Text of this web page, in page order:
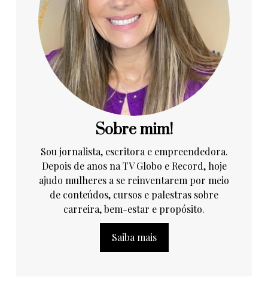
Sobre mim!
Sou jornalista, escritora e empreendedora.
Depois de anos na TV Globo e Record, hoje
ajudo mulheres a se reinventarem por meio
de conteúdos, cursos e palestras sobre
carreira, bem-estar e propósito.
Saiba mais